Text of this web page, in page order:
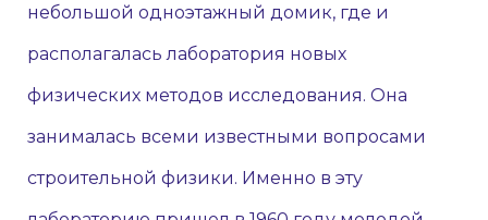
небольшой одноэтажный домик, где и
располагалась лаборатория новых
физических методов исследования. Она
занималась всеми известными вопросами
строительной физики. Именно в эту